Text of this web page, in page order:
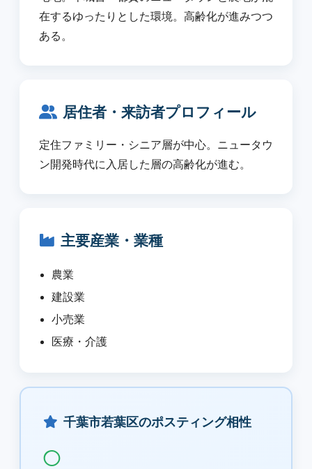
在するゆったりとした環境。高齢化が進みつつ
ある。
居住者・来訪者プロフィール
定住ファミリー・シニア層が中心。ニュータウ
ン開発時代に入居した層の高齢化が進む。
主要産業・業種
農業
建設業
小売業
医療・介護
千葉市若葉区のポスティング相性
◯